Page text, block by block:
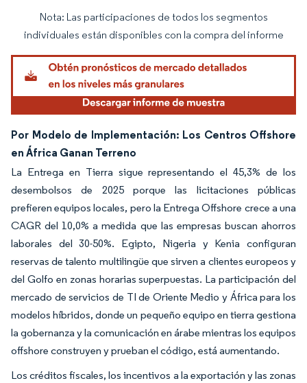
Imagen © Mordor Intelligence. El uso requiere atribución según CC BY 4.0.
Nota: Las participaciones de todos los segmentos
individuales están disponibles con la compra del informe
Por Modelo de Implementación: Los Centros Offshore
en África Ganan Terreno
La Entrega en Tierra sigue representando el 45,3% de los
desembolsos de 2025 porque las licitaciones públicas
prefieren equipos locales, pero la Entrega Offshore crece a una
CAGR del 10,0% a medida que las empresas buscan ahorros
laborales del 30-50%. Egipto, Nigeria y Kenia configuran
reservas de talento multilingüe que sirven a clientes europeos y
del Golfo en zonas horarias superpuestas. La participación del
mercado de servicios de TI de Oriente Medio y África para los
modelos híbridos, donde un pequeño equipo en tierra gestiona
la gobernanza y la comunicación en árabe mientras los equipos
offshore construyen y prueban el código, está aumentando.
Los créditos fiscales, los incentivos a la exportación y las zonas